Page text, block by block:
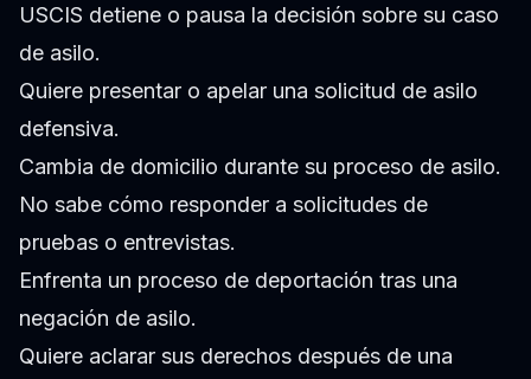
USCIS detiene o pausa la decisión sobre su caso
de asilo.
Quiere presentar o apelar una solicitud de asilo
defensiva.
Cambia de domicilio durante su proceso de asilo.
No sabe cómo responder a solicitudes de
pruebas o entrevistas.
Enfrenta un proceso de deportación tras una
negación de asilo.
Quiere aclarar sus derechos después de una